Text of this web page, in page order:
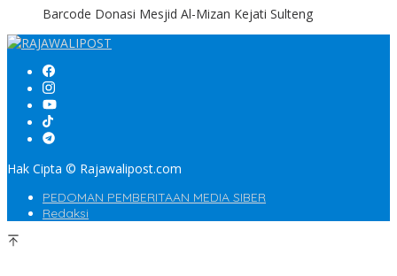
Barcode Donasi Mesjid Al-Mizan Kejati Sulteng
Hak Cipta © Rajawalipost.com
PEDOMAN PEMBERITAAN MEDIA SIBER
Redaksi